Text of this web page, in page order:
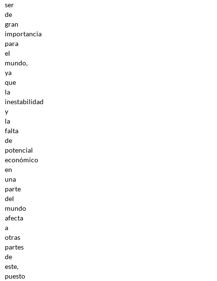
ser
de
gran
importancia
para
el
mundo,
ya
que
la
inestabilidad
y
la
falta
de
potencial
económico
en
una
parte
del
mundo
afecta
a
otras
partes
de
este,
puesto